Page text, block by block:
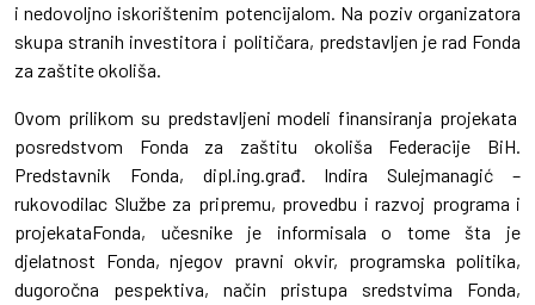
i nedovoljno iskorištenim potencijalom. Na poziv organizatora
skupa stranih investitora i političara, predstavljen je rad Fonda
za zaštite okoliša.
Ovom prilikom su predstavljeni modeli finansiranja projekata
posredstvom Fonda za zaštitu okoliša Federacije BiH.
Predstavnik Fonda, dipl.ing.građ. Indira Sulejmanagić –
rukovodilac Službe za pripremu, provedbu i razvoj programa i
projekataFonda, učesnike je informisala o tome šta je
djelatnost Fonda, njegov pravni okvir, programska politika,
dugoročna pespektiva, način pristupa sredstvima Fonda,